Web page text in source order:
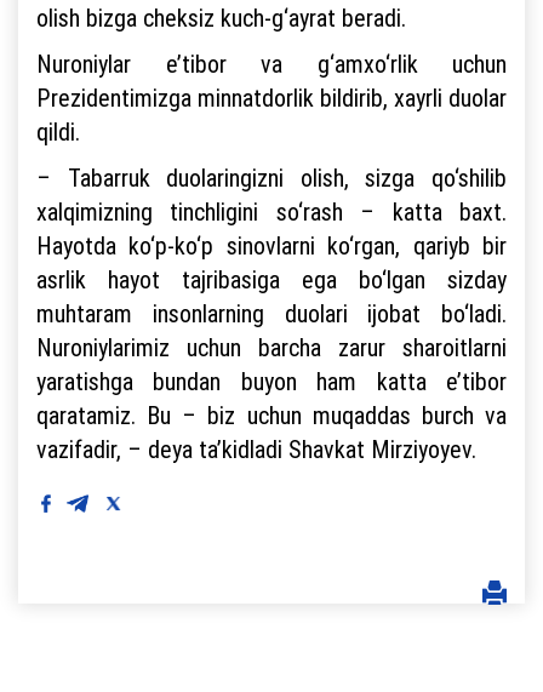
olish bizga cheksiz kuch-g‘ayrat beradi.
Nuroniylar e’tibor va g‘amxo‘rlik uchun
Prezidentimizga minnatdorlik bildirib, xayrli duolar
qildi.
– Tabarruk duolaringizni olish, sizga qo‘shilib
xalqimizning tinchligini so‘rash – katta baxt.
Hayotda ko‘p-ko‘p sinovlarni ko‘rgan, qariyb bir
asrlik hayot tajribasiga ega bo‘lgan sizday
muhtaram insonlarning duolari ijobat bo‘ladi.
Nuroniylarimiz uchun barcha zarur sharoitlarni
yaratishga bundan buyon ham katta e’tibor
qaratamiz. Bu – biz uchun muqaddas burch va
vazifadir, – deya ta’kidladi Shavkat Mirziyoyev.